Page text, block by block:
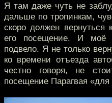
Я там даже чуть не
дальше по тропинкам,
скоро должен вернуться
его посещение. И моё
подвело. Я не только
ко времени отъезда
честно говоря, не
посещение Парагвая